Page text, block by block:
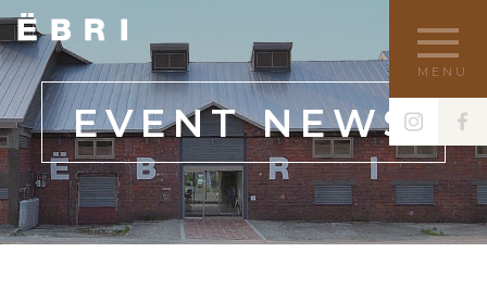
MENU
EVENT NEWS